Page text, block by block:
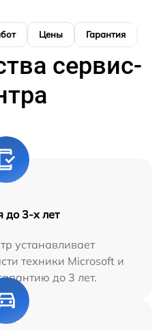
Цены Гарантия
сервис-
до 3-х лет
устанавливает
техники Microsoft и
до 3 лет.